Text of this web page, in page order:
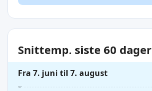
Snittemp. siste 60 dager
Fra 7. juni til 7. august
30°